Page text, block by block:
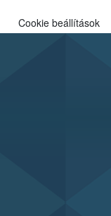
Cookie beállítások